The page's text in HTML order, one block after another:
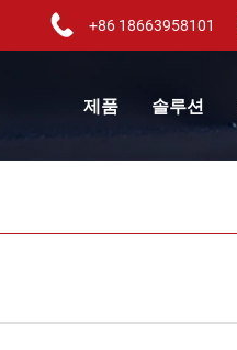
+86 18663958101
제품 솔루션